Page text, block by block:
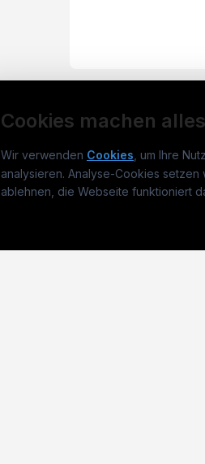
Cookies machen
Wir verwenden Cookies , um Ihre
analysieren. Analyse-Cookies setzen
ablehnen, die Webseite funktioniert
informatikjobs.at
Stellenausschreibungen